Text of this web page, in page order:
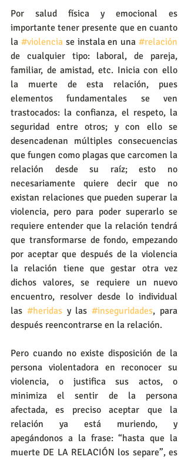
Por salud física y emocional es
importante tener presente que en cuanto
la #violencia se instala en una #relación
de cualquier tipo: laboral, de pareja,
familiar, de amistad, etc. Inicia con ello
la muerte de esta relación, pues
elementos fundamentales se ven
trastocados: la confianza, el respeto, la
seguridad entre otros; y con ello se
desencadenan múltiples consecuencias
que fungen como plagas que carcomen la
relación desde su raíz; esto no
necesariamente quiere decir que no
existan relaciones que pueden superar la
violencia, pero para poder superarlo se
requiere entender que la relación tendrá
que transformarse de fondo, empezando
por aceptar que después de la violencia
la relación tiene que gestar otra vez
dichos valores, se requiere un nuevo
encuentro, resolver desde lo individual
las #heridas y las #inseguridades, para
después reencontrarse en la relación.
Pero cuando no existe disposición de la
persona violentadora en reconocer su
violencia, o justifica sus actos, o
minimiza el sentir de la persona
afectada, es preciso aceptar que la
relación ya está muriendo, y
apegándonos a la frase: “hasta que la
muerte DE LA RELACIÓN los separe”, es